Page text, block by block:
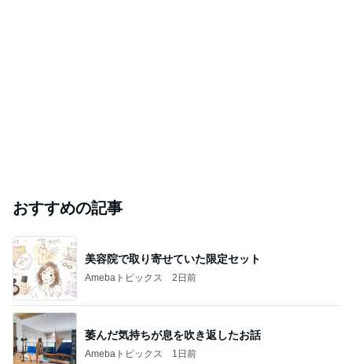
おすすめの記事
美容院で取り寄せていた限定セット
Amebaトピックス 2日前
萎んだ気持ちが息を吹き返したお話
Amebaトピックス 1日前